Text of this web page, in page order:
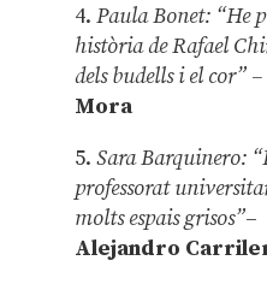
4.Paula Bonet: “He
història de Rafael
dels budells i el cor” –
Mora
5.Sara Barquinero:
professorat
molts espais grisos”–
Alejandro